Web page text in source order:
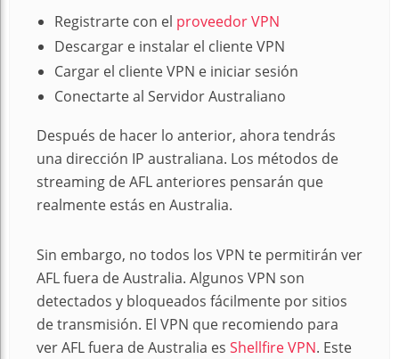
Registrarte con el proveedor VPN
Descargar e instalar el cliente VPN
Cargar el cliente VPN e iniciar sesión
Conectarte al Servidor Australiano
Después de hacer lo anterior, ahora tendrás
una dirección IP australiana. Los métodos de
streaming de AFL anteriores pensarán que
realmente estás en Australia.
Sin embargo, no todos los VPN te permitirán ver
AFL fuera de Australia. Algunos VPN son
detectados y bloqueados fácilmente por sitios
de transmisión. El VPN que recomiendo para
ver AFL fuera de Australia es Shellfire VPN. Este